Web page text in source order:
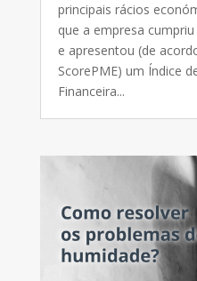
principais rácios
que a empresa
e apresentou (de
ScorePME) um Índice
Financeira...